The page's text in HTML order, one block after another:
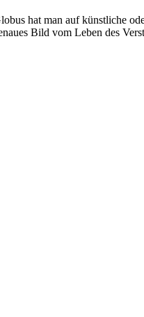
hat man auf künstliche
Bild vom Leben des